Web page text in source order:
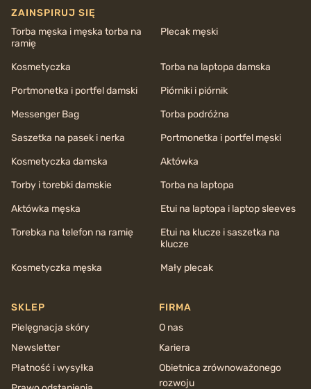
ZAINSPIRUJ SIĘ
Torba męska i męska torba na
ramię
Plecak męski
Kosmetyczka
Torba na laptopa damska
Portmonetka i portfel damski
Piórniki i piórnik
Messenger Bag
Torba podróżna
Saszetka na pasek i nerka
Portmonetka i portfel męski
Kosmetyczka damska
Aktówka
Torby i torebki damskie
Torba na laptopa
Aktówka męska
Etui na laptopa i laptop sleeves
Torebka na telefon na ramię
Etui na klucze i saszetka na
klucze
Kosmetyczka męska
Mały plecak
SKLEP
Pielęgnacja skóry
Newsletter
Płatność i wysyłka
FIRMA
O nas
Kariera
Obietnica zrównoważonego
rozwoju